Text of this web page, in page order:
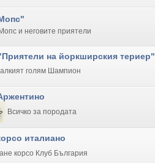
и неговите приятели
на йоркширския териер"
голям Шампион
Всичко за породата
италиано
корсо Клуб България